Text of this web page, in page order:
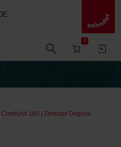
0
160 | Zehnder Original